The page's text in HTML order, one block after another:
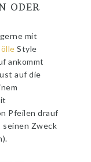
ODER
mit
Style
ankommt
auf die
Pfeilen drauf
seinen Zweck